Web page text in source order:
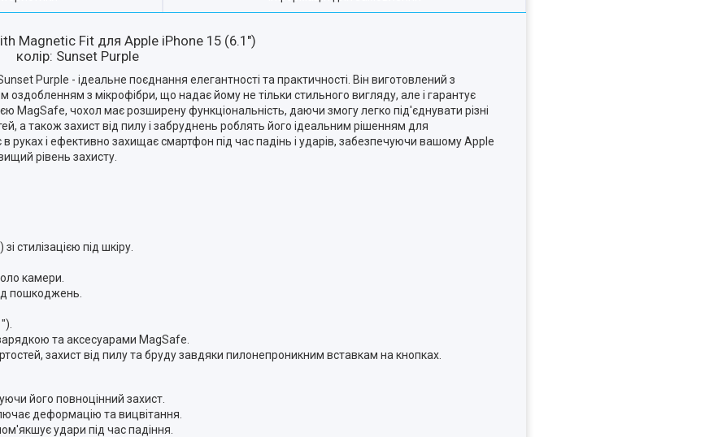
Magnetic Fit для Apple iPhone 15 (6.1")
колір: Sunset Purple
Purple - ідеальне поєднання елегантності та практичності. Він виготовлений з
оздобленням з мікрофібри, що надає йому не тільки стильного вигляду, але і гарантує
MagSafe, чохол має розширену функціональність, даючи змогу легко під'єднувати різні
а також захист від пилу і забруднень роблять його ідеальним рішенням для
руках і ефективно захищає смартфон під час падінь і ударів, забезпечуючи вашому Apple
рівень захисту.
стилізацією під шкіру.
камери.
пошкоджень.
та аксесуарами MagSafe.
захист від пилу та бруду завдяки пилонепроникним вставкам на кнопках.
його повноцінний захист.
деформацію та вицвітання.
удари під час падіння.